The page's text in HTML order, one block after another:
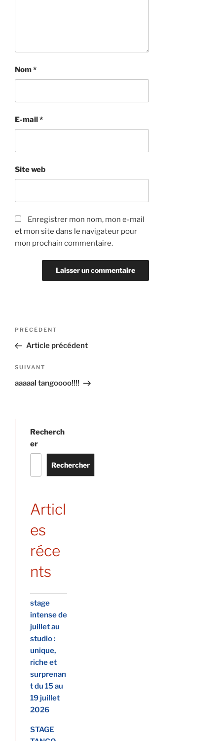
Nom*
E-mail*
Site web
Enregistrer mon nom, mon e-mail
et mon site dans le navigateur pour
mon prochain commentaire.
Navigation
de
l’article
Article
précédent
PRÉCÉDENT
Article précédent
Article
suivant
SUIVANT
aaaaal tangoooo!!!!
Recherch
er
Rechercher
Articl
es
réce
nts
stage
intense de
juillet au
studio :
unique,
riche et
surprenan
t du 15 au
19 juillet
2026
STAGE